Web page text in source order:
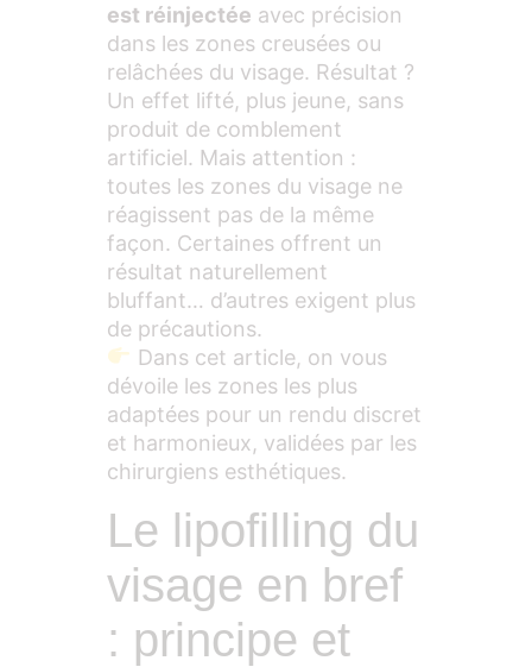
est réinjectée avec précision
dans les zones creusées ou
relâchées du visage. Résultat ?
Un effet lifté, plus jeune, sans
produit de comblement
artificiel. Mais attention :
toutes les zones du visage ne
réagissent pas de la même
façon. Certaines offrent un
résultat naturellement
bluffant… d’autres exigent plus
de précautions.
Dans cet article, on vous
dévoile les zones les plus
adaptées pour un rendu discret
et harmonieux, validées par les
chirurgiens esthétiques.
Le lipofilling du
visage en bref
: principe et